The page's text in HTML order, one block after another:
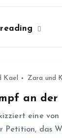
Kael Zara und
an der
eine
Petition, das